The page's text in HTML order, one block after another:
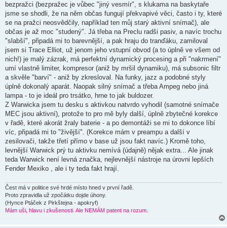
e
k
bezpražci (bezpražec je vůbec "jiný vesmír", s klukama na baskytaře
jsme se shodli, že na něm občas fungují překvapivé věci, často i ty, které
se na pražci neosvědčily, například ten můj starý aktivní snímač), ale
občas je až moc "studený". Já třeba na Preclu radši pasiv, a navíc trochu
"slabší", připadá mi to barevnější, a pak hraju do tranďáku, zamiloval
jsem si Trace Elliot, už jenom jeho vstupní obvod (a to úplně ve všem od
nich!) je malý zázrak, má perfektní dynamický procesing a při "nakrmení"
umí vlastně limiter, kompresor (aniž by mršil dynamiku), má subsonic filtr
a skvěle "barví" - aniž by zkresloval. Na funky, jazz a podobné styly
úplně dokonalý aparát. Naopak silný snímač a třeba Ampeg nebo jiná
lampa - to je ideál pro trsátko, hrne to jak buldozer.
Z Warwicka jsem tu desku s aktivkou natvrdo vyhodil (samotné snímače
MEC jsou aktivní), protože to pro mě byly další, úplně zbytečné korekce
v řadě, které akorát žraly baterie - a po demontáži se mi to dokonce líbí
víc, připadá mi to "živější". (Korekce mám v preampu a další v
zesilovači, takže třetí přímo v base už jsou fakt navíc.) Kromě toho,
levnější Warwick prý tu aktivku nemívá (údajně) nějak extra... Ale jinak
teda Warwick není levná značka, nejlevnější nástroje na úrovni lepších
Fender Mexiko , ale i ty teda fakt hrají.
Čest má v politice své hrdé místo hned v první řadě.
Proto zpravidla už zpočátku dojde úhony.
(Hynce Ptáček z Pirkštejna - apokryf)
Mám uši, hlavu i zkušenosti. Ale NEMÁM patent na rozum.